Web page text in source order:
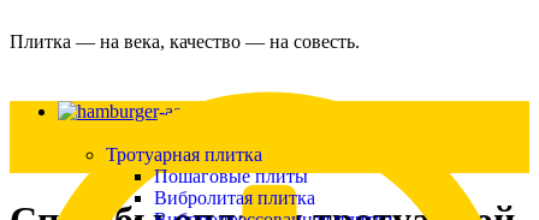
Плитка — на века, качество — на совесть.
Тротуарная плитка
Пошаговые плиты
Вибролитая плитка